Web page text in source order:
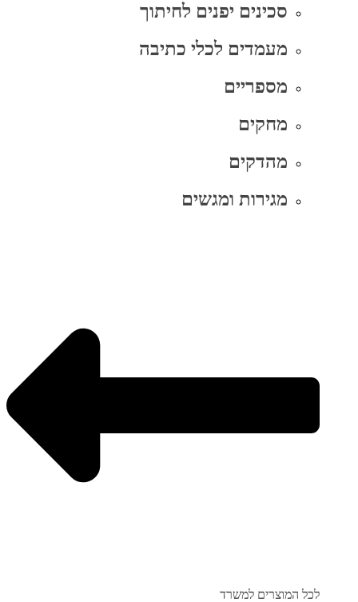
סכינים יפנים לחיתוך
מעמדים לכלי כתיבה
מספריים
מחקים
מהדקים
מגירות ומגשים
לכל המוצרים למשרד